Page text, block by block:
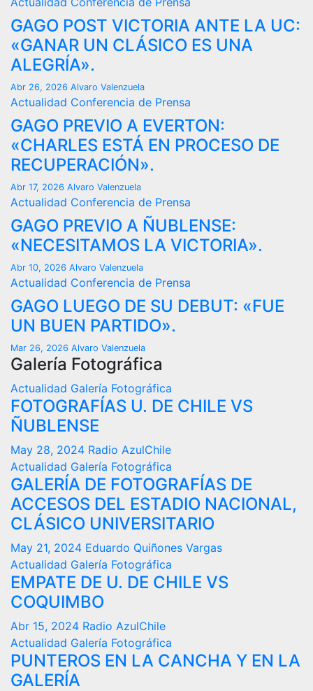
GAGO POST VICTORIA ANTE LA UC:
«GANAR UN CLÁSICO ES UNA
ALEGRÍA».
Abr 26, 2026 Alvaro Valenzuela
Actualidad Conferencia de Prensa
GAGO PREVIO A EVERTON:
«CHARLES ESTÁ EN PROCESO DE
RECUPERACIÓN».
Abr 17, 2026 Alvaro Valenzuela
Actualidad Conferencia de Prensa
GAGO PREVIO A ÑUBLENSE:
«NECESITAMOS LA VICTORIA».
Abr 10, 2026 Alvaro Valenzuela
Actualidad Conferencia de Prensa
GAGO LUEGO DE SU DEBUT: «FUE
UN BUEN PARTIDO».
Mar 26, 2026 Alvaro Valenzuela
Galería Fotográfica
Actualidad Galería Fotográfica
FOTOGRAFÍAS U. DE CHILE VS
ÑUBLENSE
May 28, 2024 Radio AzulChile
Actualidad Galería Fotográfica
GALERÍA DE FOTOGRAFÍAS DE
ACCESOS DEL ESTADIO NACIONAL,
CLÁSICO UNIVERSITARIO
May 21, 2024 Eduardo Quiñones Vargas
Actualidad Galería Fotográfica
EMPATE DE U. DE CHILE VS
COQUIMBO
Abr 15, 2024 Radio AzulChile
Actualidad Galería Fotográfica
PUNTEROS EN LA CANCHA Y EN LA
GALERÍA